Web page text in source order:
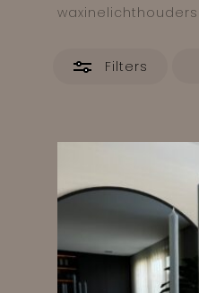
waxinelichthouders
Filters